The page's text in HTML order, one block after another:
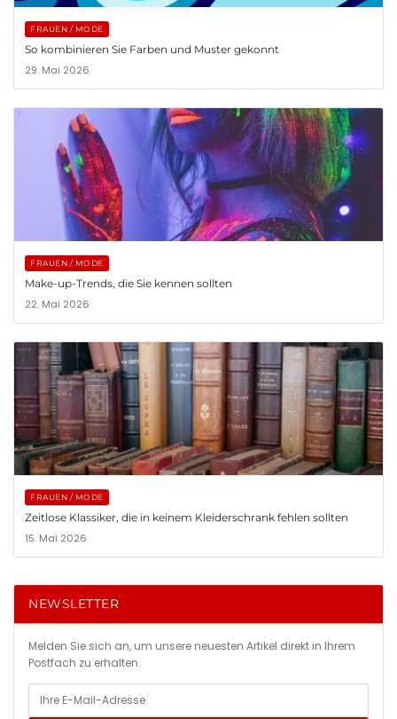
FRAUEN / MODE
So kombinieren Sie Farben und Muster gekonnt
29. Mai 2026
FRAUEN / MODE
Make-up-Trends, die Sie kennen sollten
22. Mai 2026
FRAUEN / MODE
Zeitlose Klassiker, die in keinem Kleiderschrank fehlen sollten
15. Mai 2026
NEWSLETTER
Melden Sie sich an, um unsere neuesten Artikel direkt in Ihrem
Postfach zu erhalten.